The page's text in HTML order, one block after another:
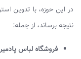
در این حوزه، با تدوین
نتیجه برساند، از جمله:
فروشگاه لباس